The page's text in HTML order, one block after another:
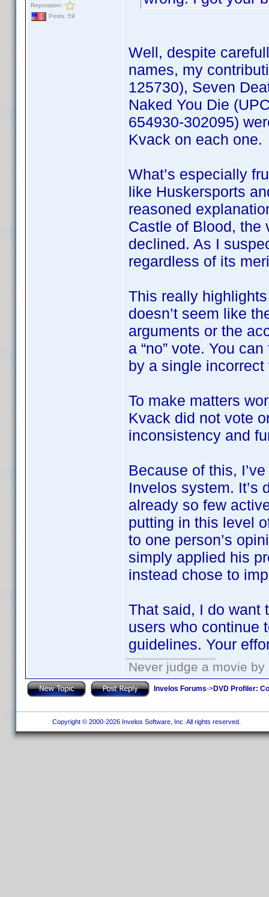
Reputation:
Posts: 59
Well, despite
names, my
125730), Seven
Naked You Die
654930-302095)
Kvack on each one.
What’s especially
like Huskersports
reasoned
Castle of Blood,
declined. As I
regardless of its
This really
doesn’t seem like
arguments or the
a “no” vote. You
by a single incorrect
To make matters
Kvack did not vote
inconsistency and
Because of this,
Invelos system. It’s
already so few
putting in this level
to one person’s
simply applied his
instead chose to
That said, I do want
users who continue
guidelines. Your
Never judge a movie
Invelos Forums->DVD Profiler:
Copyright © 2000-2026 Invelos Software, Inc. All rights reserved.